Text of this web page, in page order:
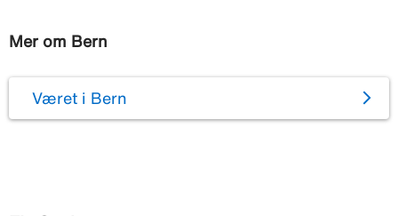
Mer om Bern
Været i Bern